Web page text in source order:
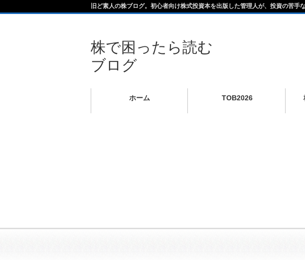
株で困ったら読む
ブログ
ホーム TOB2026
旧ど素人の株ブログ。初心者向け株式投資本を出版した管理人が、投資の苦